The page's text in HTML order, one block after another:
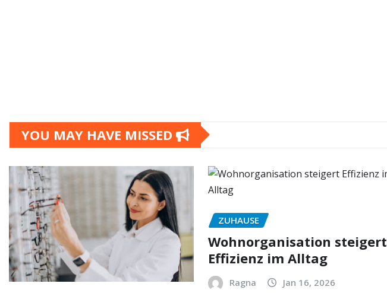
YOU MAY HAVE MISSED
ZUHAUSE
Wohnorganisation steigert
Effizienz im Alltag
Ragna Jan 16, 2026